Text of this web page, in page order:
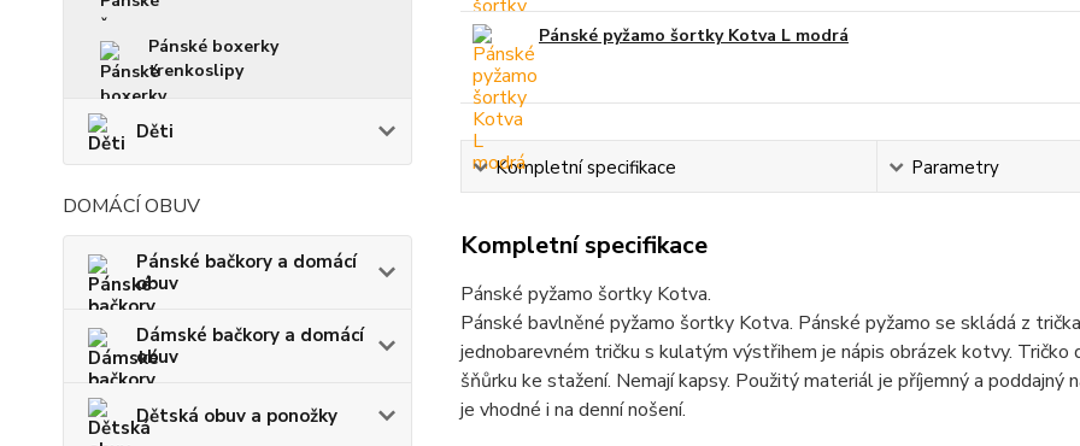
Pánské boxerky
trenkoslipy
Děti
DOMÁCÍ OBUV
Pánské bačkory a domácí
obuv
Dámské bačkory a domácí
obuv
Dětská obuv a ponožky
Pánské pyžamo šortky Kotva L modrá
Kompletní specifikace Parametry
Kompletní specifikace
Pánské pyžamo šortky Kotva.
Pánské bavlněné pyžamo šortky Kotva. Pánské pyžamo se skládá z
jednobarevném tričku s kulatým výstřihem je nápis obrázek kotvy.
šňůrku ke stažení. Nemají kapsy. Použitý materiál je příjemný a
je vhodné i na denní nošení.